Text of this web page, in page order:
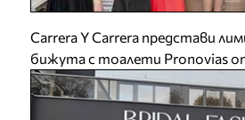
Carrera Y Carrera представи
бижута с тоалети Pronovias